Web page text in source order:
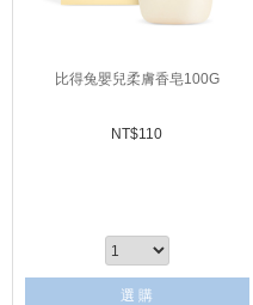
比得兔嬰兒柔膚香皂100G
NT$110
選 購